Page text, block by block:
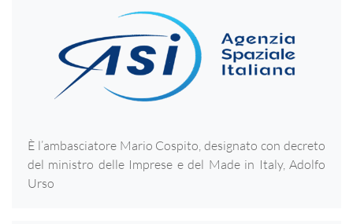
È l’ambasciatore Mario Cospito, designato con decreto
del ministro delle Imprese e del Made in Italy, Adolfo
Urso